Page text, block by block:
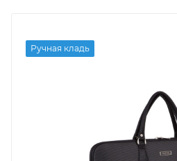
Ручная кладь